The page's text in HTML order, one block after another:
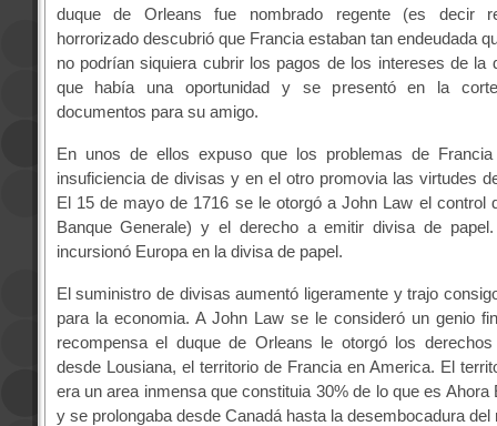
duque de Orleans fue nombrado regente (es decir
horrorizado descubrió que Francia estaban tan endeudada
no podrían siquiera cubrir los pagos de los intereses de la
que había una oportunidad y se presentó en la
documentos para su amigo.
En unos de ellos expuso que los problemas de
insuficiencia de divisas y en el otro promovia las virtudes
El 15 de mayo de 1716 se le otorgó a John Law el control
Banque Generale) y el derecho a emitir divisa de
incursionó Europa en la divisa de papel.
El suministro de divisas aumentó ligeramente y trajo
para la economia. A John Law se le consideró un genio
recompensa el duque de Orleans le otorgó los
desde Lousiana, el territorio de Francia en America. El
era un area inmensa que constituia 30% de lo que es Ahora
y se prolongaba desde Canadá hasta la desembocadura del